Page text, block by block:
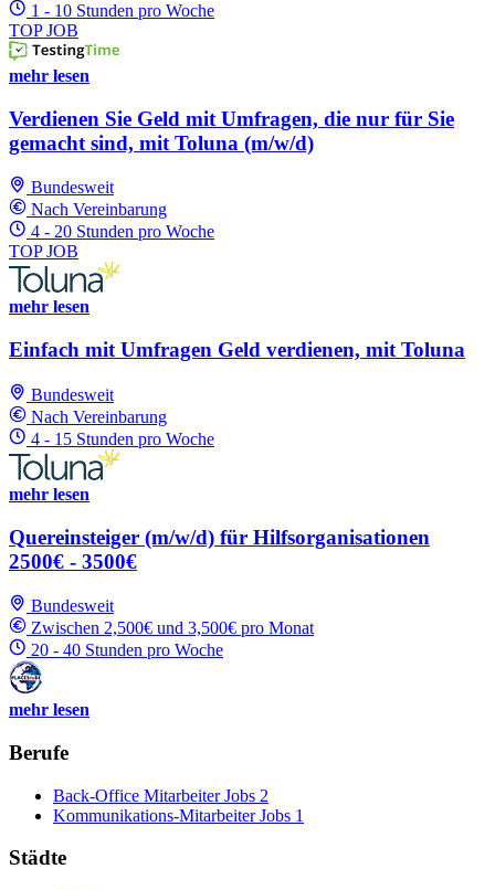
1 - 10 Stunden pro Woche
TOP JOB
mehr lesen
Verdienen Sie Geld mit Umfragen, die nur für Sie
gemacht sind, mit Toluna (m/w/d)
Bundesweit
Nach Vereinbarung
4 - 20 Stunden pro Woche
TOP JOB
mehr lesen
Einfach mit Umfragen Geld verdienen, mit Toluna
Bundesweit
Nach Vereinbarung
4 - 15 Stunden pro Woche
mehr lesen
Quereinsteiger (m/w/d) für Hilfsorganisationen
2500€ - 3500€
Bundesweit
Zwischen 2,500€ und 3,500€ pro Monat
20 - 40 Stunden pro Woche
mehr lesen
Berufe
Back-Office Mitarbeiter Jobs 2
Kommunikations-Mitarbeiter Jobs 1
Städte